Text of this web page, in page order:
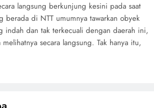
langsung berkunjung kesini pada saat
berada di NTT umumnya tawarkan obyek
indah dan tak terkecuali dengan daerah ini,
secara langsung. Tak hanya itu,